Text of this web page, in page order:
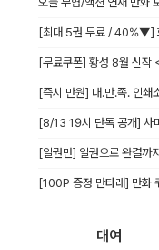
[최대 5권 무료 / 40%▼]
[무료쿠폰] 황성 8월 신작
[즉시 만원] 대.만.족. 인쇄
[8/13 19시 단독 공개] 사
[일권만] 일권으로 완결까
[100P 증정 만타래] 만화
대여